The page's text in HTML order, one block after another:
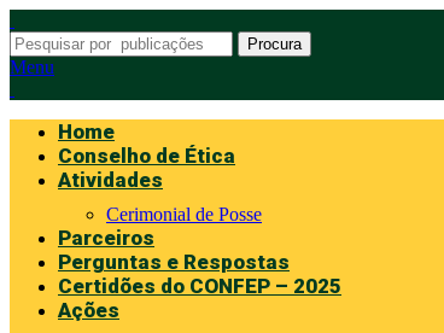
Procura
Menu
Home
Conselho de Ética
Atividades
Cerimonial de Posse
Parceiros
Perguntas e Respostas
Certidões do CONFEP – 2025
Ações